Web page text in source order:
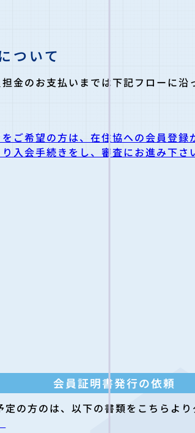
ついて
金のお支払いまでは下記フローに沿
ご希望の方は、在住協への会員登録
入会手続きをし、審査にお進み下さ
会員証明書発行の依頼
の方のは、以下の書類をこちらより